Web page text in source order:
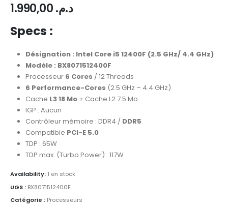
د.م.
Specs :
Désignation : Intel Core i5 12400F (2.5 GHz/ 4.4 GHz)
Modèle : BX8071512400F
Processeur 6 Cores / 12 Threads
6 Performance-Cores (2.5 GHz – 4.4 GHz)
Cache L3 18 Mo+ Cache L2 7.5 Mo
IGP : Aucun
Contrôleur mémoire : DDR4 / DDR5
Compatible PCI-E 5.0
TDP : 65W
TDP max. (Turbo Power) : 117W
Availability: 1 en stock
UGS : BX8071512400F
Catégorie : Processeurs